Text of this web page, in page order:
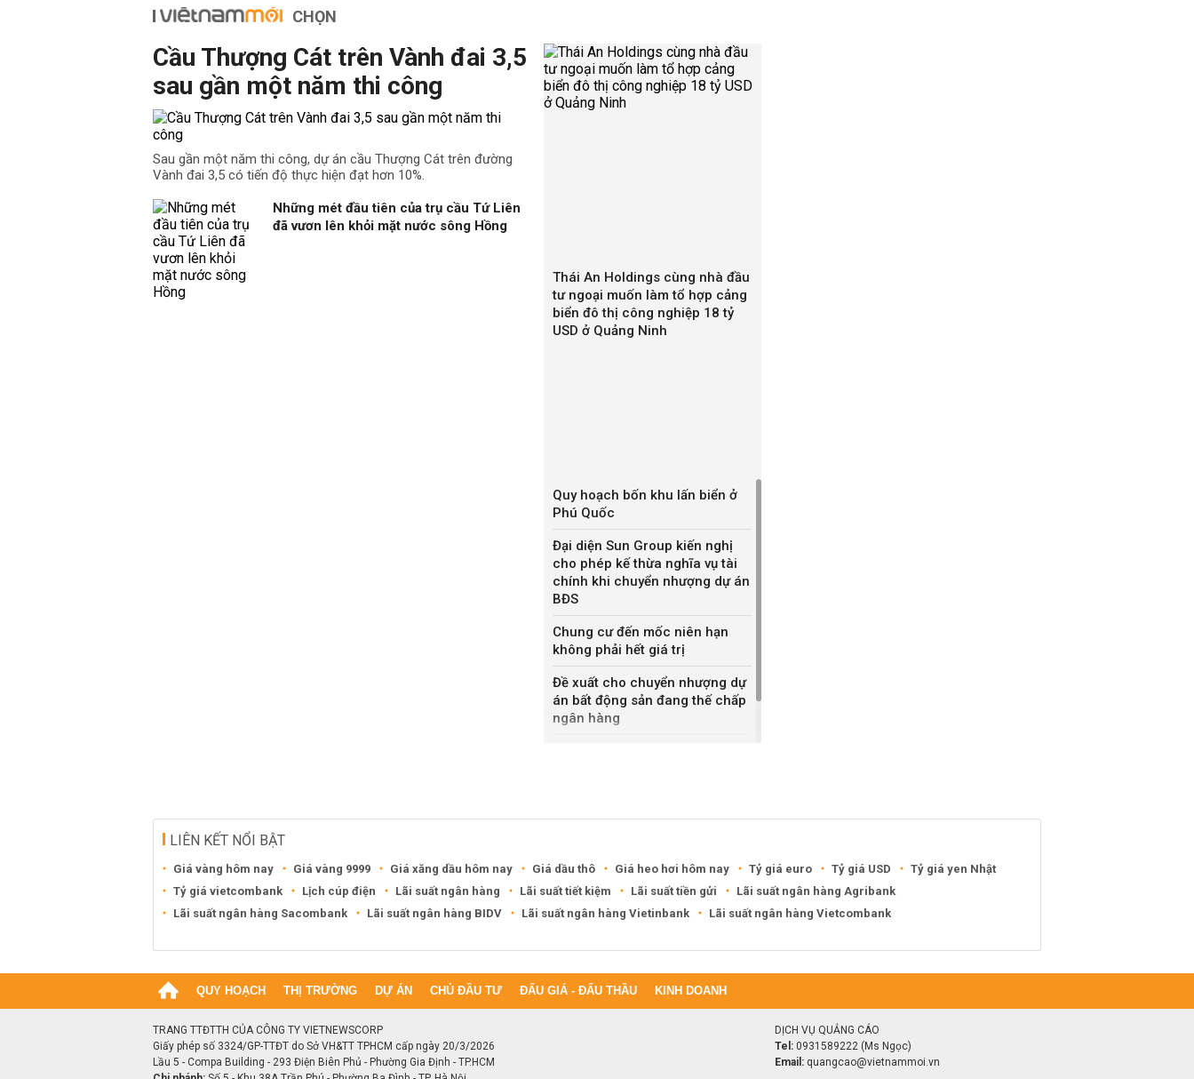
CHỌN
Cầu Thượng Cát trên Vành đai 3,5
sau gần một năm thi công
Sau gần một năm thi công, dự án cầu Thượng Cát trên đường
Vành đai 3,5 có tiến độ thực hiện đạt hơn 10%.
Những mét đầu tiên của trụ cầu Tứ Liên
đã vươn lên khỏi mặt nước sông Hồng
Thái An Holdings cùng nhà đầu
tư ngoại muốn làm tổ hợp cảng
biển đô thị công nghiệp 18 tỷ
USD ở Quảng Ninh
Quy hoạch bốn khu lấn biển ở
Phú Quốc
Đại diện Sun Group kiến nghị
cho phép kế thừa nghĩa vụ tài
chính khi chuyển nhượng dự án
BĐS
Chung cư đến mốc niên hạn
không phải hết giá trị
Đề xuất cho chuyển nhượng dự
án bất động sản đang thế chấp
ngân hàng
LIÊN KẾT NỔI BẬT
Giá vàng hôm nay Giá vàng 9999 Giá xăng dầu hôm nay Giá dầu thô Giá heo hơi hôm nay Tỷ giá euro Tỷ giá USD
Tỷ giá yen Nhật
Tỷ giá vietcombank
Lịch cúp điện Lãi suất ngân hàng Lãi suất tiết kiệm Lãi suất tiền gửi
Lãi suất ngân hàng Agribank
Lãi suất ngân hàng Sacombank
Lãi suất ngân hàng BIDV Lãi suất ngân hàng Vietinbank Lãi suất ngân hàng Vietcombank
QUY HOẠCH THỊ TRƯỜNG DỰ ÁN CHỦ ĐẦU TƯ ĐẤU GIÁ - ĐẤU THẦU KINH DOANH
TRANG TTĐTTH CỦA CÔNG TY VIETNEWSCORP
Giấy phép số 3324/GP-TTĐT do Sở VH&TT TPHCM cấp ngày 20/3/2026
Lầu 5 - Compa Building - 293 Điện Biên Phủ - Phường Gia Định - TP.HCM
DỊCH VỤ QUẢNG CÁO
Tel: 0931589222 (Ms Ngọc)
Email: quangcao@vietnammoi.vn